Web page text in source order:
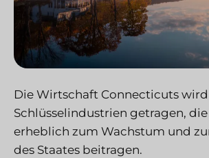
Die Wirtschaft Connecticuts
Schlüsselindustrien getragen,
erheblich zum Wachstum und
des Staates beitragen.